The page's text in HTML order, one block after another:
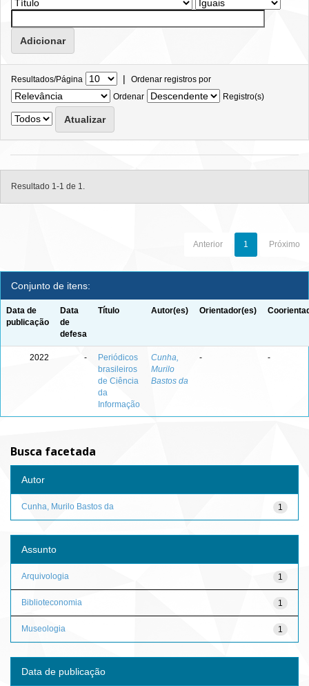
Resultados/Página | Ordenar registros por
Ordenar
Registro(s)
Resultado 1-1 de 1.
Anterior 1 Próximo
Conjunto de itens:
Data de
publicação
Data
de
defesa
Título Autor(es) Orientador(es)
2022 -
Periódicos
brasileiros
de Ciência
da
Informação
Cunha,
Murilo
Bastos da
- -
Busca facetada
Autor
1
Cunha, Murilo Bastos da
Assunto
1
Arquivologia
1
Biblioteconomia
1
Museologia
Data de publicação